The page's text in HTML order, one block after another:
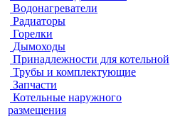
Водонагреватели
Радиаторы
Горелки
Дымоходы
Принадлежности для котельной
Трубы и комплектующие
Запчасти
Котельные наружного
размещения